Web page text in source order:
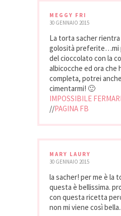
MEGGY FRI
30 GENNAIO 2015
La torta sacher rientra
golosità preferite…mi
del cioccolato con la
albicocche ed ora che
completa, potrei
cimentarmi! 🙂
IMPOSSIBILE
//PAGINA FB
MARY LAURY
30 GENNAIO 2015
la sacher! per me è la
questa è bellissima.
con questa ricetta
non mi viene così